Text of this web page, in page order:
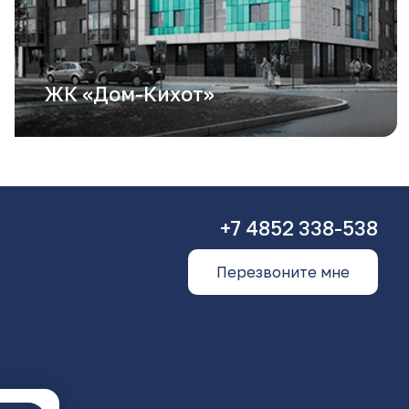
ЖК «Дом-Кихот»
+7 4852 338-538
Перезвоните мне